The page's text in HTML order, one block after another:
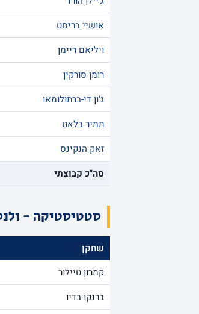
אושיי בריסט
ויליאם ריימן
רומן סורקין
ג'ון די-ברתולומאו
תמיר בלאט
זאק הנקינס
סה"כ קבוצתי
סטטיסטיקה -
שחקן
קמרון טיילור
ברנקו בדיו